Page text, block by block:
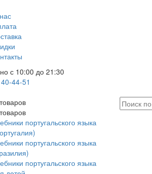
с 10:00 до 21:30
44-51
португальского языка
португальского языка
португальского языка